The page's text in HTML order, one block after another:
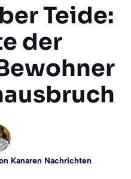
Teide:
der
Kanaren Nachrichten